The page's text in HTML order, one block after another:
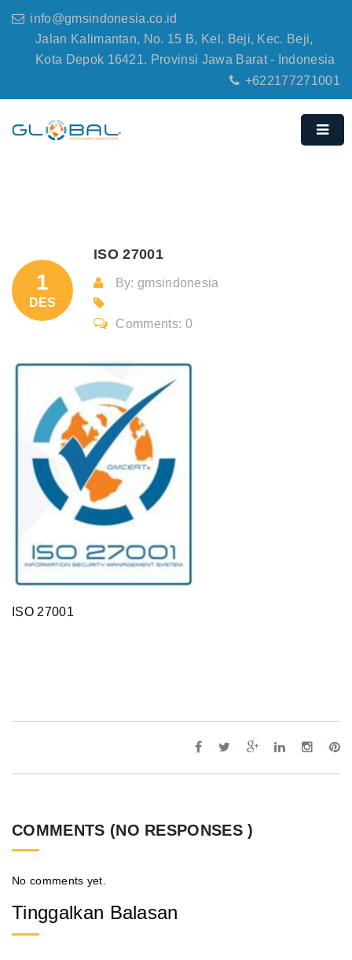
info@gmsindonesia.co.id
Jalan Kalimantan, No. 15 B, Kel. Beji, Kec. Beji,
Kota Depok 16421. Provinsi Jawa Barat - Indonesia
+622177271001
1
DES
ISO 27001
By: gmsindonesia
Comments: 0
ISO 27001
COMMENTS (NO RESPONSES )
No comments yet.
Tinggalkan Balasan